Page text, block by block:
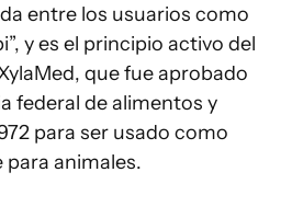
entre los usuarios como
y es el principio activo del
que fue aprobado
federal de alimentos y
para ser usado como
para animales.